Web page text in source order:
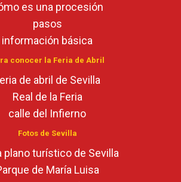
es una procesión
pasos
información básica
conocer la Feria de Abril
de abril de Sevilla
Real de la Feria
calle del Infierno
Fotos de Sevilla
plano turístico de Sevilla
de María Luisa